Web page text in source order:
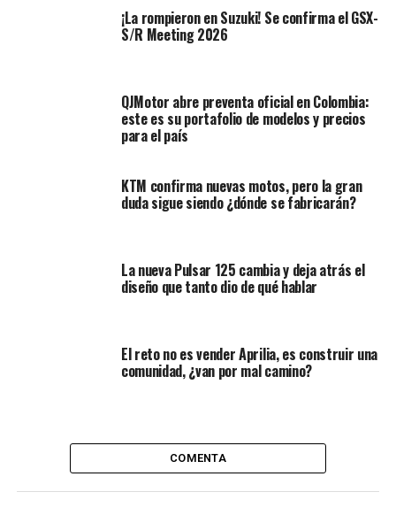
punto de alejarlas totalmente de la fuente original; En
este particular caso, con el objetivo de transformar una
Ver esta publicación en Instagram
¡La rompieron en Suzuki! Se confirma el GSX-
S/R Meeting 2026
QJMotor abre preventa oficial en Colombia:
este es su portafolio de modelos y precios
para el país
KTM confirma nuevas motos, pero la gran
duda sigue siendo ¿dónde se fabricarán?
La nueva Pulsar 125 cambia y deja atrás el
diseño que tanto dio de qué hablar
El reto no es vender Aprilia, es construir una
comunidad, ¿van por mal camino?
COMENTA